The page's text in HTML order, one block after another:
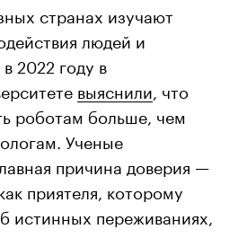
странах изучают
людей и
2022 году в
выяснили , что
роботам больше, чем
Ученые
причина доверия —
приятеля, которому
истинных переживаниях,